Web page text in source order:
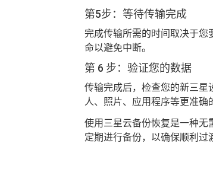
第5步：等待传输完成
完成传输所需的时间取决于您
命以避免中断。
第 6 步：验证您的数据
传输完成后，检查您的新三星
人、照片、应用程序等更准确
使用三星云备份恢复是一种无
定期进行备份，以确保顺利过